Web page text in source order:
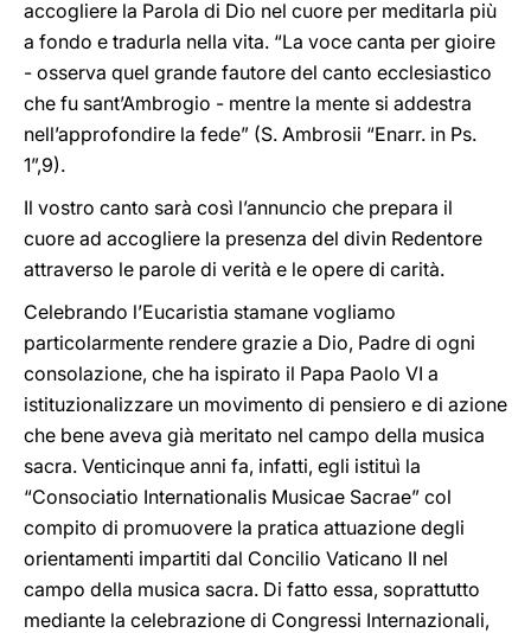
accogliere la Parola di Dio nel cuore per meditarla più
a fondo e tradurla nella vita. “La voce canta per gioire
- osserva quel grande fautore del canto ecclesiastico
che fu sant’Ambrogio - mentre la mente si addestra
nell’approfondire la fede” (S. Ambrosii “Enarr. in Ps.
1”,9).
Il vostro canto sarà così l’annuncio che prepara il
cuore ad accogliere la presenza del divin Redentore
attraverso le parole di verità e le opere di carità.
Celebrando l’Eucaristia stamane vogliamo
particolarmente rendere grazie a Dio, Padre di ogni
consolazione, che ha ispirato il Papa Paolo VI a
istituzionalizzare un movimento di pensiero e di azione
che bene aveva già meritato nel campo della musica
sacra. Venticinque anni fa, infatti, egli istituì la
“Consociatio Internationalis Musicae Sacrae” col
compito di promuovere la pratica attuazione degli
orientamenti impartiti dal Concilio Vaticano II nel
campo della musica sacra. Di fatto essa, soprattutto
mediante la celebrazione di Congressi Internazionali,